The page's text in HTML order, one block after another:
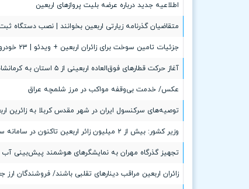
اطلاعیه جدید درباره عرضه بلیت پروازهای اربعین
متقاضیان گذرنامه زیارتی اربعین بخوانند | نصب دستگاه ثبت درخواست
جزئیات تامین سوخت برای زائران اربعین + ویدئو | ۲۳ خودروی سیار در مرزها
آغاز حرکت قطارهای فوق‌العاده اربعینی از ۵ استان به کرمانشاه
عکس/ خدمت بی‌وقفه مواکب در مرز شلمچه عراق
توصیه‌های سرکنسول ایران در شهر مقدس کربلا به زائرین
وزیر کشور: بیش از ۲ میلیون زائر اربعین تاکنون در سامانه سماح ثبت نام کرده‌اند
تجهیز گذرگاه مهران به نمایشگرهای هوشمند پیش‌بینی آب
زائران اربعین مراقب دینارهای تقلبی باشند/ فروشندگان